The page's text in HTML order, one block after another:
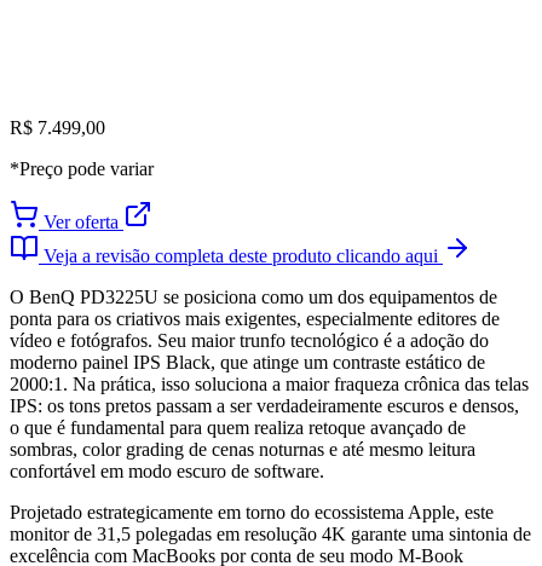
R$ 7.499,00
*Preço pode variar
Ver oferta
Veja a revisão completa deste produto clicando aqui
O BenQ PD3225U se posiciona como um dos equipamentos de
ponta para os criativos mais exigentes, especialmente editores de
vídeo e fotógrafos. Seu maior trunfo tecnológico é a adoção do
moderno painel IPS Black, que atinge um contraste estático de
2000:1. Na prática, isso soluciona a maior fraqueza crônica das telas
IPS: os tons pretos passam a ser verdadeiramente escuros e densos,
o que é fundamental para quem realiza retoque avançado de
sombras, color grading de cenas noturnas e até mesmo leitura
confortável em modo escuro de software.
Projetado estrategicamente em torno do ecossistema Apple, este
monitor de 31,5 polegadas em resolução 4K garante uma sintonia de
excelência com MacBooks por conta de seu modo M-Book